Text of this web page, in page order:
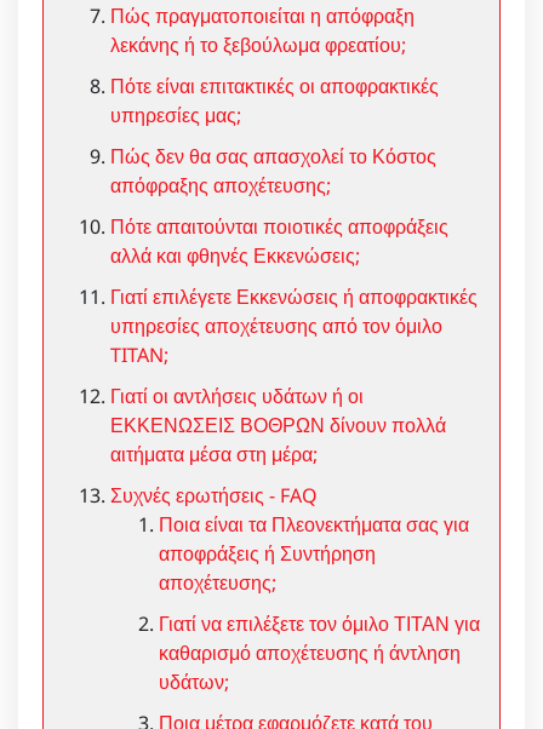
Πώς πραγματοποιείται η απόφραξη
λεκάνης ή το ξεβούλωμα φρεατίου;
Πότε είναι επιτακτικές οι αποφρακτικές
υπηρεσίες μας;
Πώς δεν θα σας απασχολεί το Κόστος
απόφραξης αποχέτευσης;
Πότε απαιτούνται ποιοτικές αποφράξεις
αλλά και φθηνές Εκκενώσεις;
Γιατί επιλέγετε Εκκενώσεις ή αποφρακτικές
υπηρεσίες αποχέτευσης από τον όμιλο
TITAN;
Γιατί οι αντλήσεις υδάτων ή οι
ΕΚΚΕΝΩΣΕΙΣ ΒΟΘΡΩΝ δίνουν πολλά
αιτήματα μέσα στη μέρα;
Συχνές ερωτήσεις - FAQ
Ποια είναι τα Πλεονεκτήματα σας για
αποφράξεις ή Συντήρηση
αποχέτευσης;
Γιατί να επιλέξετε τον όμιλο ΤΙΤΑΝ για
καθαρισμό αποχέτευσης ή άντληση
υδάτων;
Ποια μέτρα εφαρμόζετε κατά του